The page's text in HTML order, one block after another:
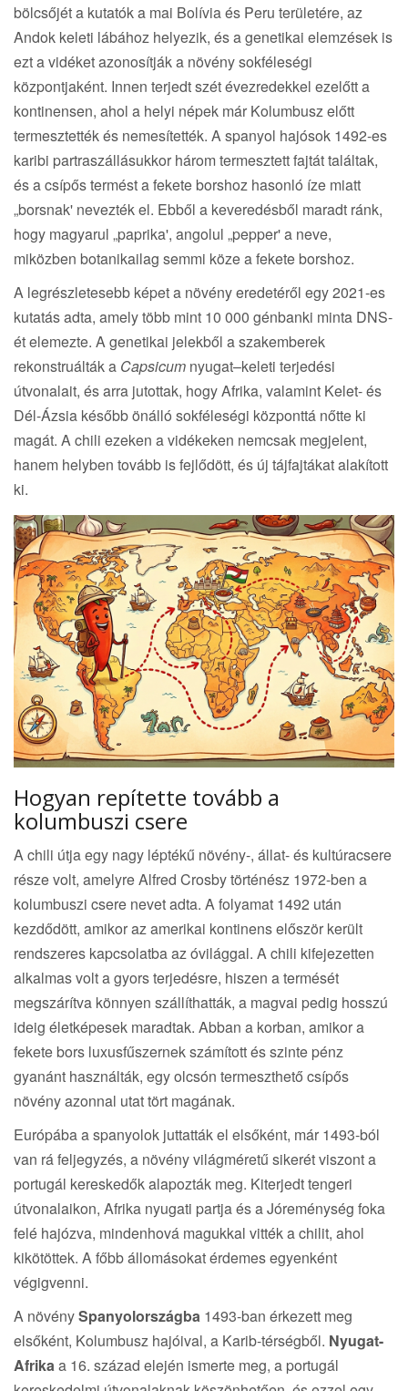
bölcsőjét a kutatók a mai Bolívia és Peru területére, az
Andok keleti lábához helyezik, és a genetikai elemzések is
ezt a vidéket azonosítják a növény sokféleségi
központjaként. Innen terjedt szét évezredekkel ezelőtt a
kontinensen, ahol a helyi népek már Kolumbusz előtt
termesztették és nemesítették. A spanyol hajósok 1492-es
karibi partraszállásukkor három termesztett fajtát találtak,
és a csípős termést a fekete borshoz hasonló íze miatt
„borsnak' nevezték el. Ebből a keveredésből maradt ránk,
hogy magyarul „paprika', angolul „pepper' a neve,
miközben botanikailag semmi köze a fekete borshoz.
A legrészletesebb képet a növény eredetéről egy 2021-es
kutatás adta, amely több mint 10 000 génbanki minta DNS-
ét elemezte. A genetikai jelekből a szakemberek
rekonstruálták a Capsicum nyugat–keleti terjedési
útvonalait, és arra jutottak, hogy Afrika, valamint Kelet- és
Dél-Ázsia később önálló sokféleségi központtá nőtte ki
magát. A chili ezeken a vidékeken nemcsak megjelent,
hanem helyben tovább is fejlődött, és új tájfajtákat alakított
ki.
Hogyan repítette tovább a
kolumbuszi csere
A chili útja egy nagy léptékű növény-, állat- és kultúracsere
része volt, amelyre Alfred Crosby történész 1972-ben a
kolumbuszi csere nevet adta. A folyamat 1492 után
kezdődött, amikor az amerikai kontinens először került
rendszeres kapcsolatba az óvilággal. A chili kifejezetten
alkalmas volt a gyors terjedésre, hiszen a termését
megszárítva könnyen szállíthatták, a magvai pedig hosszú
ideig életképesek maradtak. Abban a korban, amikor a
fekete bors luxusfűszernek számított és szinte pénz
gyanánt használták, egy olcsón termeszthető csípős
növény azonnal utat tört magának.
Európába a spanyolok juttatták el elsőként, már 1493-ból
van rá feljegyzés, a növény világméretű sikerét viszont a
portugál kereskedők alapozták meg. Kiterjedt tengeri
útvonalaikon, Afrika nyugati partja és a Jóreménység foka
felé hajózva, mindenhová magukkal vitték a chilit, ahol
kikötöttek. A főbb állomásokat érdemes egyenként
végigvenni.
A növénySpanyolországba 1493-ban érkezett meg
elsőként, Kolumbusz hajóival, a Karib-térségből. Nyugat-
Afrika a 16. század elején ismerte meg, a portugál